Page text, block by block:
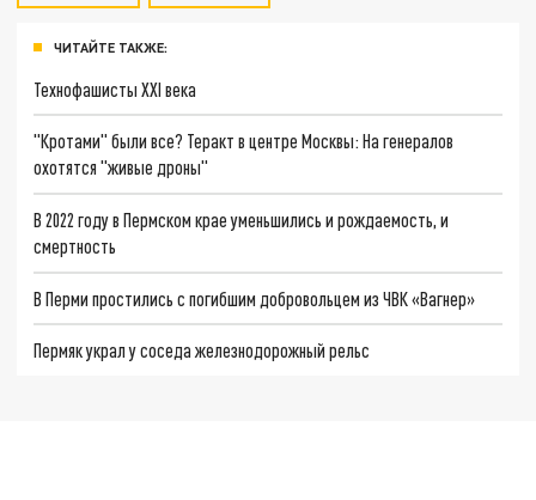
ЧИТАЙТЕ ТАКЖЕ:
Технофашисты XXI века
"Кротами" были все? Теракт в центре Москвы: На генералов
охотятся "живые дроны"
В 2022 году в Пермском крае уменьшились и рождаемость, и
смертность
В Перми простились с погибшим добровольцем из ЧВК «Вагнер»
Пермяк украл у соседа железнодорожный рельс